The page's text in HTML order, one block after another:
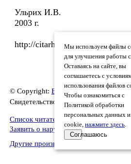
Ульрих И.В.
2003 г.
http://citarhis.ru/magazine/
© Copyright: Елена Тоом
, 2024
Свидетельство о публикации
Список читателей/Версия для печати
Заявить о нарушении
Другие произведения автора Елена
Мы используем файлы
для улучшения работы
Оставаясь на сайте, вы
соглашаетесь с
использования файлов
Чтобы ознакомиться с
Политикой обработки
персональных данных
cookie, нажмите здесь.
Соглашаюсь